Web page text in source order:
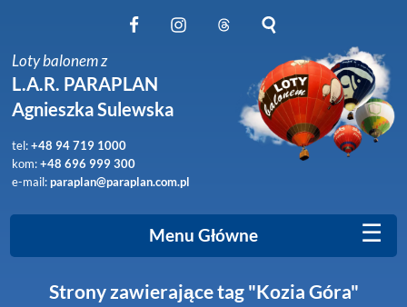
Obserwuj nas na Instagram
Obserwuj nas na Threads
Szukaj na stronie
Loty balonem z
L.A.R. PARAPLAN
Agnieszka Sulewska
tel:+48 94 719 1000
kom:+48 696 999 300
e-mail:paraplan@paraplan.com.pl
Menu Główne ☰
Strony zawierające tag "Kozia Góra"